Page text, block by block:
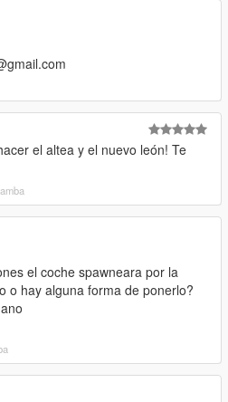
el altea y el nuevo león! Te
el coche spawneara por la
o hay alguna forma de ponerlo?